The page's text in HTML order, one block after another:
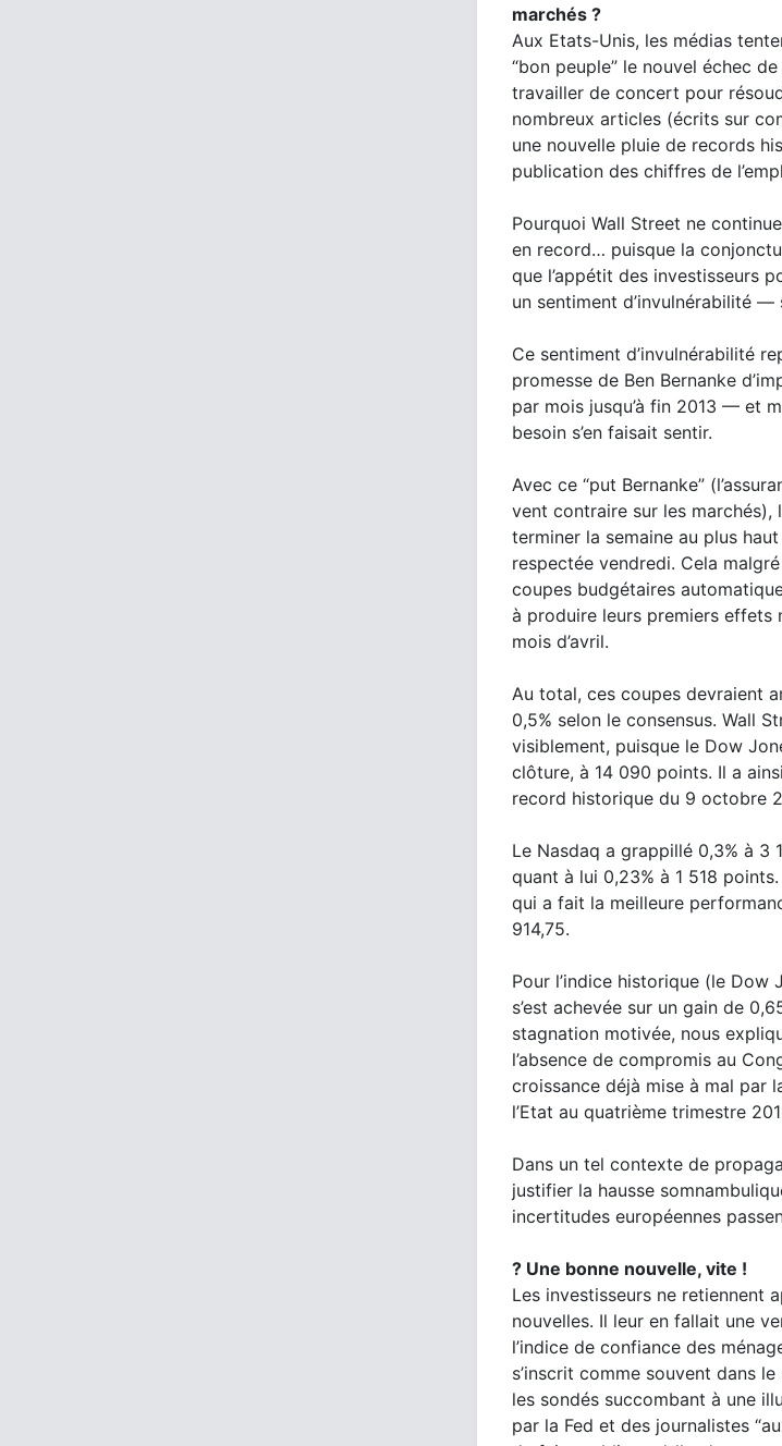
marchés ?
Aux Etats-Unis, les médias
“bon peuple” le nouvel échec
travailler de concert pour
nombreux articles (écrits sur
une nouvelle pluie de records
publication des chiffres de
Pourquoi Wall Street ne
en record… puisque la
que l’appétit des investisseurs
un sentiment d’invulnérabilité —
Ce sentiment d’invulnérabilité
promesse de Ben Bernanke
par mois jusqu’à fin 2013 — et
besoin s’en faisait sentir.
Avec ce “put Bernanke”
vent contraire sur les
terminer la semaine au plus
respectée vendredi. Cela
coupes budgétaires
à produire leurs premiers effets
mois d’avril.
Au total, ces coupes devraient
0,5% selon le consensus. Wall
visiblement, puisque le Dow
clôture, à 14 090 points. Il a
record historique du 9 octobre
Le Nasdaq a grappillé 0,3% à 3
quant à lui 0,23% à 1 518
qui a fait la meilleure
914,75.
Pour l’indice historique (le Dow
s’est achevée sur un gain de
stagnation motivée, nous
l’absence de compromis au
croissance déjà mise à mal par
l’Etat au quatrième trimestre
Dans un tel contexte de
justifier la hausse
incertitudes européennes
? Une bonne nouvelle, vite !
Les investisseurs ne retiennent
nouvelles. Il leur en fallait une
l’indice de confiance des
s’inscrit comme souvent dans
les sondés succombant à une
par la Fed et des journalistes